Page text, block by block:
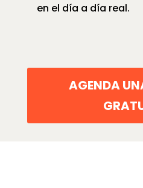
en el día a día real.
AGENDA